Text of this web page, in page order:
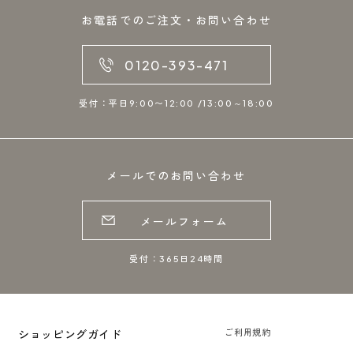
お電話でのご注文・お問い合わせ
0120-393-471
受付：平日9:00〜12:00 /13:00～18:00
メールでのお問い合わせ
メールフォーム
受付：365日24時間
ショッピングガイド ご利用規約